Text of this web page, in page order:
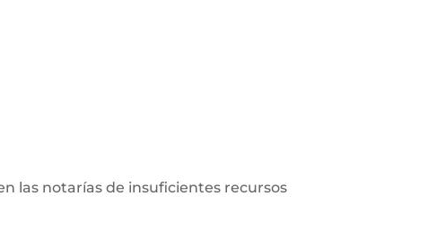
las notarías de insuficientes recursos